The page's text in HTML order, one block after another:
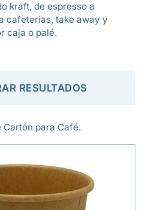
kraft, de espresso a
cafeterías, take away y
caja o palé.
RESULTADOS
Cartón para Café.